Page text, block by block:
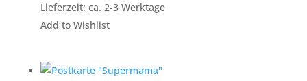
Lieferzeit: ca. 2-3 Werktage
Add to Wishlist